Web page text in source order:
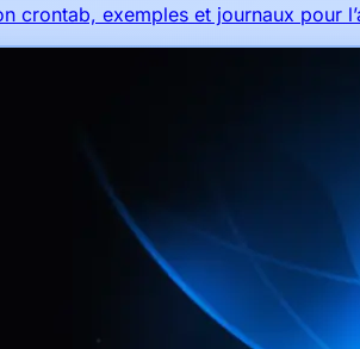
crontab, exemples et journaux pour